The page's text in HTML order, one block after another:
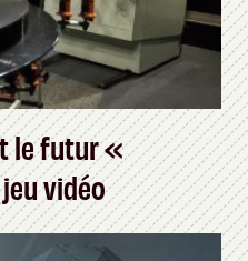
le futur «
vidéo